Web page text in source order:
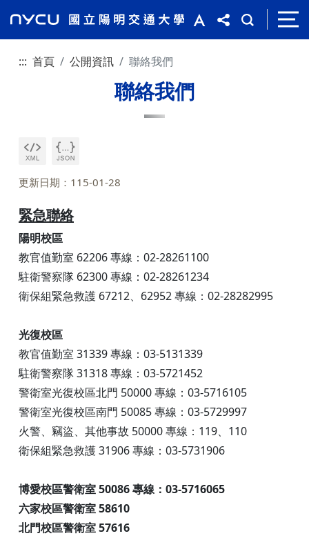
::: 首頁 公開資訊 聯絡我們
聯絡我們
更新日期：115-01-28
緊急聯絡
陽明校區
教官值勤室 62206 專線：02-28261100
駐衛警察隊 62300 專線：02-28261234
衛保組緊急救護 67212、62952 專線：02-28282995
光復校區
教官值勤室 31339 專線：03-5131339
駐衛警察隊 31318 專線：03-5721452
警衛室光復校區北門 50000 專線：03-5716105
警衛室光復校區南門 50085 專線：03-5729997
火警、竊盜、其他事故 50000 專線：119、110
衛保組緊急救護 31906 專線：03-5731906
博愛校區警衛室 50086 專線：03-5716065
六家校區警衛室 58610
北門校區警衛室 57616